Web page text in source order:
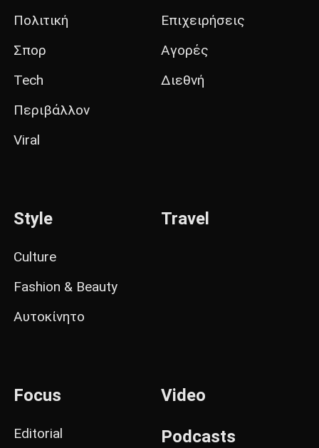
Πολιτική
Σπορ
Tech
Περιβάλλον
Viral
Επιχειρήσεις
Αγορές
Διεθνή
Style
Culture
Fashion & Beauty
Αυτοκίνητο
Travel
Focus
Editorial
Video
Podcasts